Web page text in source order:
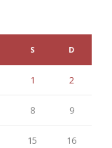
S D
1 2
8 9
15 16